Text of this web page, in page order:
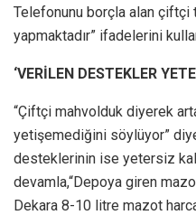
Telefonunu borçla alan çiftçi
yapmaktadır” ifadelerini
‘VERİLEN DESTEKLER
“Çiftçi mahvolduk diyerek
yetişemediğini söylüyor”
desteklerinin ise yetersiz
devamla,“Depoya giren
Dekara 8-10 litre mazot